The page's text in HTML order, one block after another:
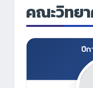
คณะวิทย
ปีก